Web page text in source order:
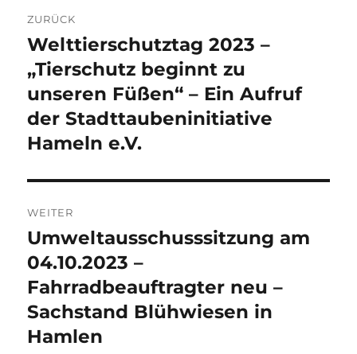
ZURÜCK
Vorheriger
Beitrag:
Welttierschutztag 2023 –
„Tierschutz beginnt zu
unseren Füßen“ – Ein Aufruf
der Stadttaubeninitiative
Hameln e.V.
WEITER
Nächster
Beitrag:
Umweltausschusssitzung am
04.10.2023 –
Fahrradbeauftragter neu –
Sachstand Blühwiesen in
Hamlen